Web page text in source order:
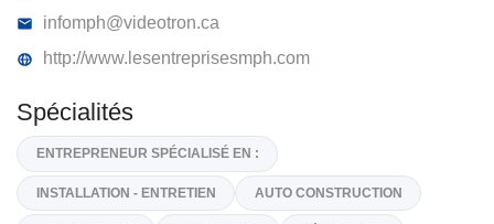
LES ENTREPRISES MPH
(450) 623-8677
Sur Demande
infomph@videotron.ca